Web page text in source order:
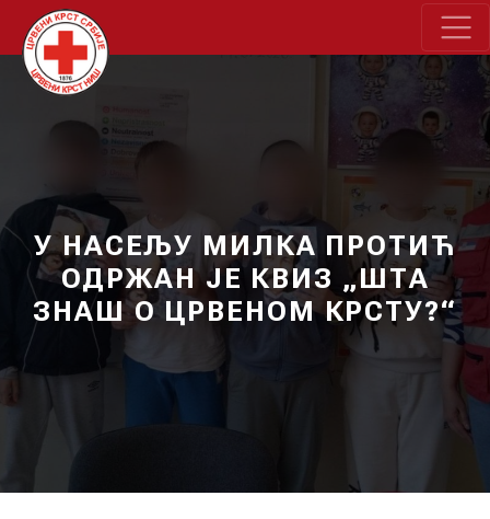
У НАСЕЉУ МИЛКА ПРОТИЋ
ОДРЖАН ЈЕ КВИЗ „ШТА
ЗНАШ О ЦРВЕНОМ КРСТУ?“